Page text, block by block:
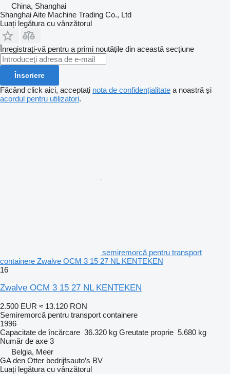
China, Shanghai
Shanghai Aite Machine Trading Co., Ltd
Luați legătura cu vânzătorul
Înregistrați-vă pentru a primi noutățile din această secțiune
Înscriere
Făcând click aici, acceptați nota de confidențialitate a noastră și
acordul pentru utilizatori.
semiremorcă pentru transport
containere Zwalve OCM 3 15 27 NL KENTEKEN
16
Zwalve OCM 3 15 27 NL KENTEKEN
2.500 EUR ≈ 13.120 RON
Semiremorcă pentru transport containere
1996
Capacitate de încărcare 36.320 kg Greutate proprie 5.680 kg
Număr de axe 3
Belgia, Meer
GA den Otter bedrijfsauto’s BV
Luați legătura cu vânzătorul